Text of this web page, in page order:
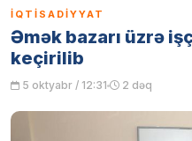
İQTISADIYYAT
Əmək bazarı üzrə
keçirilib
5 oktyabr / 12:31 2 dəq